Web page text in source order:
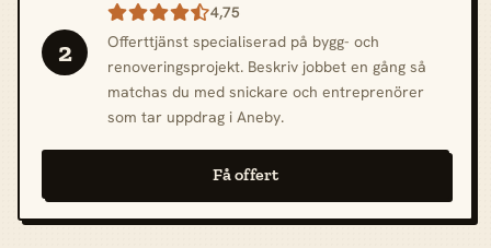
2
4,75
Offerttjänst specialiserad på bygg- och
renoveringsprojekt. Beskriv jobbet en gång så
matchas du med snickare och entreprenörer
som tar uppdrag i Aneby.
Få offert